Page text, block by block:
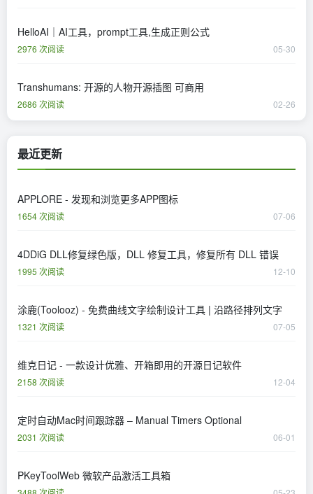
HelloAI｜AI工具，prompt工具,生成正则公式
2976 次阅读 05-30
Transhumans: 开源的人物开源插图 可商用
2686 次阅读 02-26
最近更新
APPLORE - 发现和浏览更多APP图标
1654 次阅读 07-06
4DDiG DLL修复绿色版，DLL 修复工具，修复所有 DLL 错误
1995 次阅读 12-10
涂鹿(Toolooz) - 免费曲线文字绘制设计工具 | 沿路径排列文字
1321 次阅读 07-05
维克日记 - 一款设计优雅、开箱即用的开源日记软件
2158 次阅读 12-04
定时自动Mac时间跟踪器 – Manual Timers Optional
2031 次阅读 06-01
PKeyToolWeb 微软产品激活工具箱